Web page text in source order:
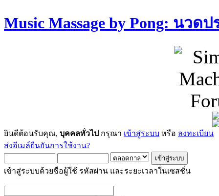
Music Massage by Pong: นวด
ยินดีต้อนรับคุณ, บุคคลทั่วไป กรุณา เข้าสู่ระบบ หรือ ลงทะเบียน
ส่งอีเมล์ยืนยันการใช้งาน?
เข้าสู่ระบบด้วยชื่อผู้ใช้ รหัสผ่าน และระยะเวลาในเซสชั่น